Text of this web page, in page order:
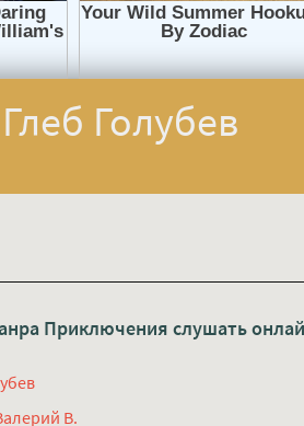
Голубев
Приключения слушать
В.